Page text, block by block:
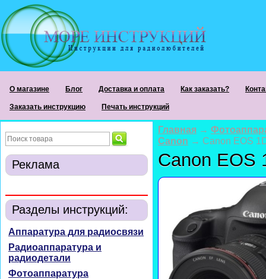
О магазине Блог Доставка и оплата Как заказать?
Заказать инструкцию Печать инструкций
Реклама
Разделы инструкций:
Аппаратура для радиосвязи
Радиоаппаратура и
радиодетали
Фотоаппаратура
Главная →
Canon → Canon EOS
Canon EOS